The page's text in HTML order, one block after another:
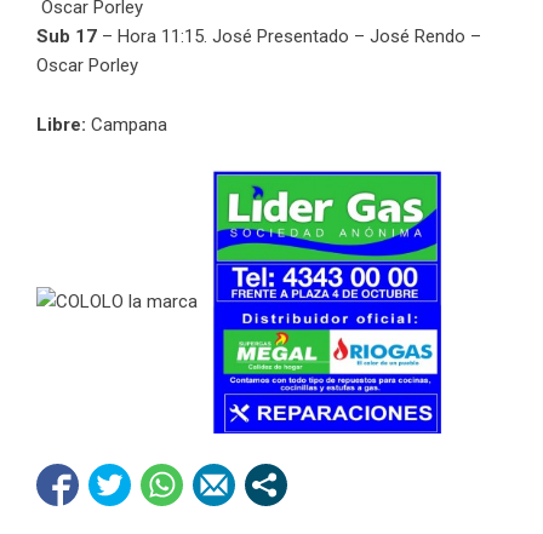
Oscar Porley
Sub 17 – Hora 11:15. José Presentado – José Rendo –
Oscar Porley
Libre: Campana